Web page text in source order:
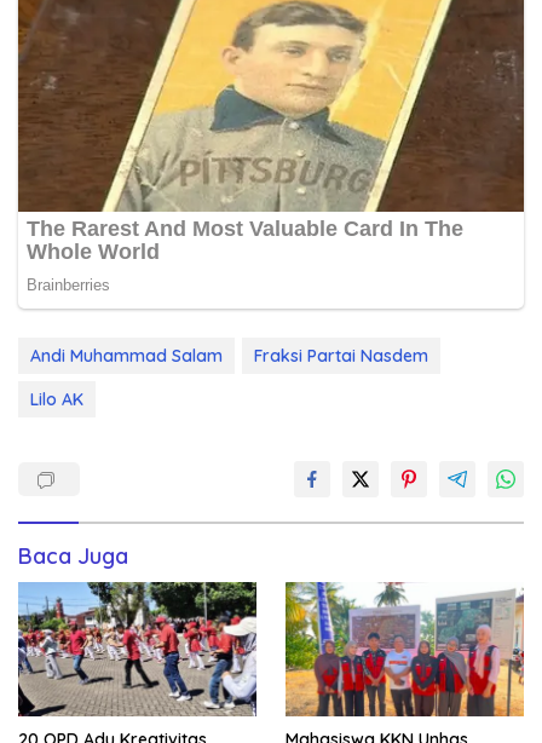
Andi Muhammad Salam
Fraksi Partai Nasdem
Lilo AK
Baca Juga